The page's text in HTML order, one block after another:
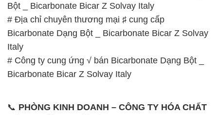
Bột _ Bicarbonate Bicar Z Solvay Italy
# Địa chỉ chuyên thương mại ♯ cung cấp
Bicarbonate Dạng Bột _ Bicarbonate Bicar Z Solvay
Italy
# Công ty cung ứng √ bán Bicarbonate Dạng Bột _
Bicarbonate Bicar Z Solvay Italy
📞 PHÒNG KINH DOANH – CÔNG TY HÓA CHẤT